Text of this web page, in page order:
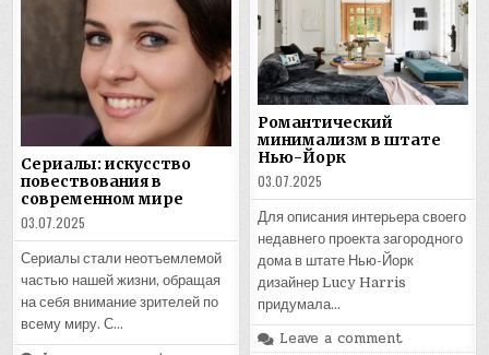
Сериалы: искусство
повествования в
современном мире
03.07.2025
Сериалы стали неотъемлемой
частью нашей жизни, обращая
на себя внимание зрителей по
всему миру. С…
Романтический
минимализм в штате
Нью-Йорк
03.07.2025
Для описания интерьера своего
недавнего проекта загородного
дома в штате Нью-Йорк
дизайнер Lucy Harris
придумала…
Leave a comment